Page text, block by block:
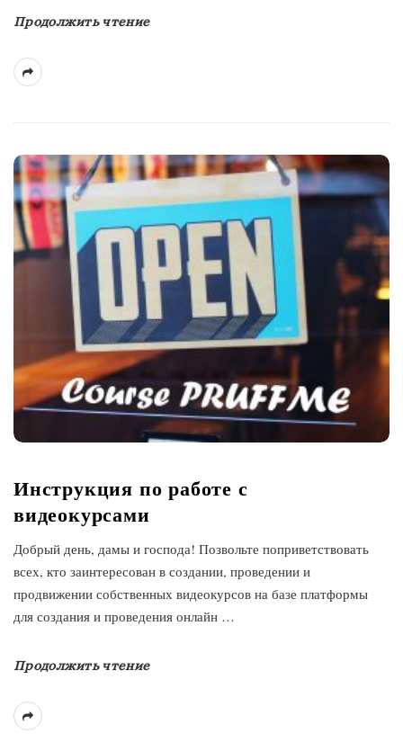
Продолжить чтение
Инструкция по работе с
видеокурсами
Добрый день, дамы и господа! Позвольте поприветствовать
всех, кто заинтересован в создании, проведении и
продвижении собственных видеокурсов на базе платформы
для создания и проведения онлайн …
Продолжить чтение